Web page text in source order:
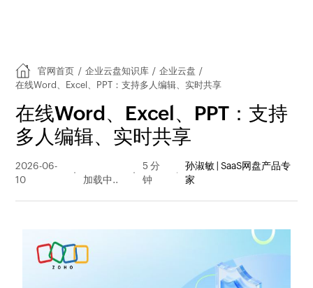
官网首页 / 企业云盘知识库 / 企业云盘 /
在线Word、Excel、PPT：支持多人编辑、实时共享
在线Word、Excel、PPT：支持
多人编辑、实时共享
2026-06-
10
量
5 分
钟
孙淑敏 | SaaS网盘产品专
家